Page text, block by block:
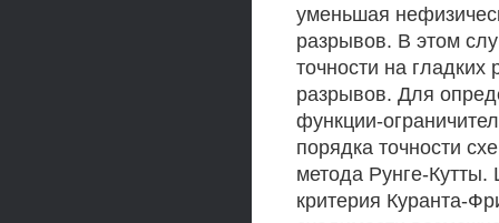
уменьшая
разрывов. В этом
точности на
разрывов. Для
функции-
порядка точности
метода Рунге-
критерия Куранта-